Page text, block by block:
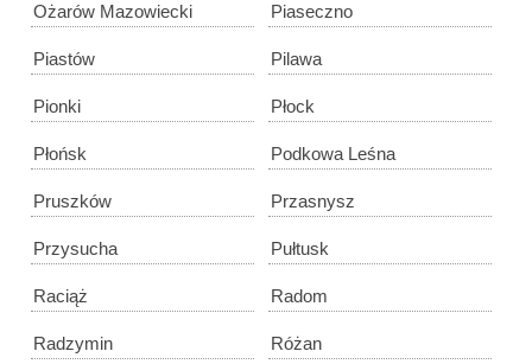
Ożarów Mazowiecki Piaseczno
Piastów Pilawa
Pionki Płock
Płońsk Podkowa Leśna
Pruszków Przasnysz
Przysucha Pułtusk
Raciąż Radom
Radzymin Różan